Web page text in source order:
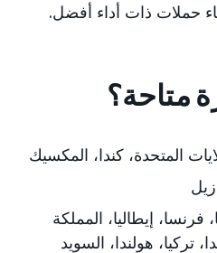
حملات ذات أداء أفضل.
متاحة؟
المتحدة، كندا، المكسيك
فرنسا، إيطاليا، المملكة
تركيا، هولندا، السويد